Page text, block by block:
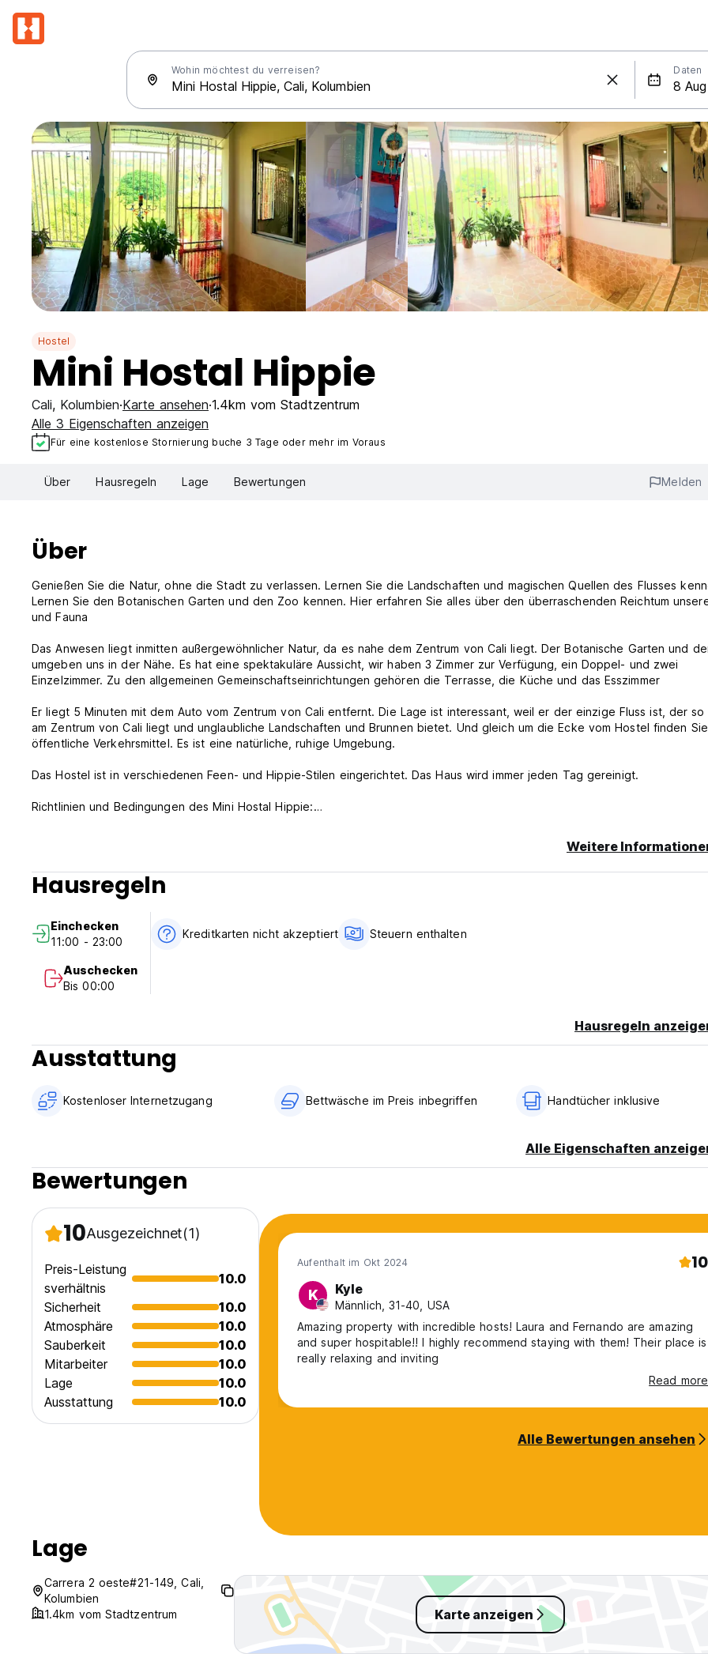
Wohin möchtest du verreisen? Daten
Hostel
Mini Hostal Hippie
Cali, Kolumbien Karte ansehen 1.4km vom Stadtzentrum
Alle 3 Eigenschaften anzeigen
Für eine kostenlose Stornierung buche 3 Tage oder mehr im Voraus
Über Hausregeln Lage Bewertungen Melden
Über
Genießen Sie die Natur, ohne die Stadt zu verlassen. Lernen Sie die Landschaften und magischen Quellen des Flusses
Lernen Sie den Botanischen Garten und den Zoo kennen. Hier erfahren Sie alles über den überraschenden Reichtum
und Fauna
Das Anwesen liegt inmitten außergewöhnlicher Natur, da es nahe dem Zentrum von Cali liegt. Der Botanische Garten und
umgeben uns in der Nähe. Es hat eine spektakuläre Aussicht, wir haben 3 Zimmer zur Verfügung, ein Doppel- und zwei
Einzelzimmer. Zu den allgemeinen Gemeinschaftseinrichtungen gehören die Terrasse, die Küche und das Esszimmer
Er liegt 5 Minuten mit dem Auto vom Zentrum von Cali entfernt. Die Lage ist interessant, weil er der einzige Fluss ist, der so
am Zentrum von Cali liegt und unglaubliche Landschaften und Brunnen bietet. Und gleich um die Ecke vom Hostel finden Sie
öffentliche Verkehrsmittel. Es ist eine natürliche, ruhige Umgebung.
Das Hostel ist in verschiedenen Feen- und Hippie-Stilen eingerichtet. Das Haus wird immer jeden Tag gereinigt.
Richtlinien und Bedingungen des Mini Hostal Hippie:
Check-in von 11.00 bis 23.00 Uhr
Check-out vor 11.00 Uhr
Zahlung bei der Ankunft per Bargeld, Kredit- und Debitkarte
Steuern inbegriffen
Frühstück nicht inbegriffen
Weitere
Hausregeln
Einchecken
11:00 - 23:00
Auschecken
Bis 00:00
Kreditkarten nicht akzeptiert Steuern enthalten
Hausregeln
Ausstattung
Kostenloser Internetzugang Bettwäsche im Preis inbegriffen Handtücher inklusive
Alle Eigenschaften
Bewertungen
10Ausgezeichnet(1)
Preis-Leistung
sverhältnis
10.0
Sicherheit
10.0
Atmosphäre
10.0
Sauberkeit
10.0
Mitarbeiter
10.0
Lage
10.0
Ausstattung
10.0
Aufenthalt im Okt 2024 10
K Kyle
Männlich, 31-40, USA
Amazing property with incredible hosts! Laura and Fernando are amazing
and super hospitable!! I highly recommend staying with them! Their place is
really relaxing and inviting
Read more
Alle Bewertungen ansehen
Lage
Carrera 2 oeste#21-149, Cali,
Kolumbien
1.4km vom Stadtzentrum
Karte anzeigen